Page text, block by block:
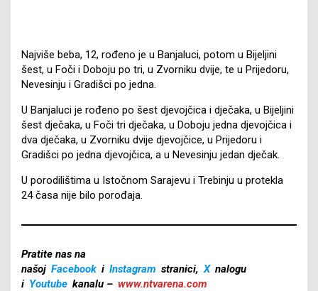
Najviše beba, 12, rođeno je u Banjaluci, potom u Bijeljini
šest, u Foči i Doboju po tri, u Zvorniku dvije, te u Prijedoru,
Nevesinju i Gradišci po jedna.
U Banjaluci je rođeno po šest djevojčica i dječaka, u Bijeljini
šest dječaka, u Foči tri dječaka, u Doboju jedna djevojčica i
dva dječaka, u Zvorniku dvije djevojčice, u Prijedoru i
Gradišci po jedna djevojčica, a u Nevesinju jedan dječak.
U porodilištima u Istočnom Sarajevu i Trebinju u protekla
24 časa nije bilo porođaja.
Pratite nas na
našoj Facebook i Instagram stranici, X nalogu
i Youtube kanalu – www.ntvarena.com